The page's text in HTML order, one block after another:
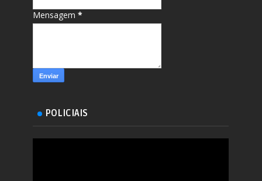
Mensagem*
POLICIAIS